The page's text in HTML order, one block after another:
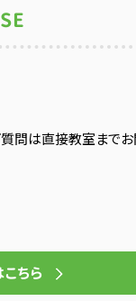
問は直接教室まで
ちら